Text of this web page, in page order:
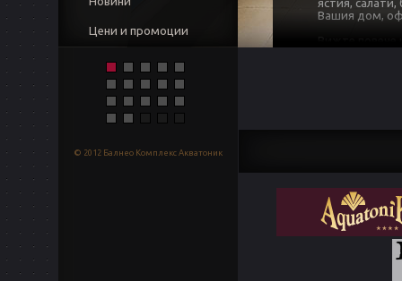
Цени и промоции
ястия,
Вашия дом,
Вижте
© 2012 Балнео Комплекс Акватоник